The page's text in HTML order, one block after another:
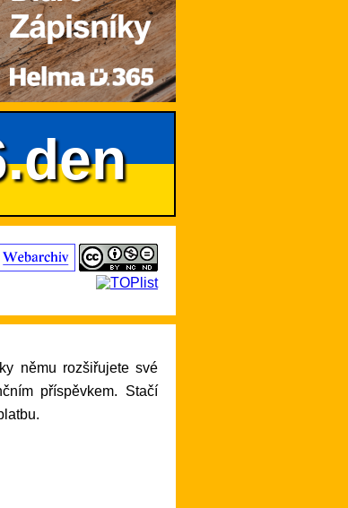
příspěvkem. Stačí